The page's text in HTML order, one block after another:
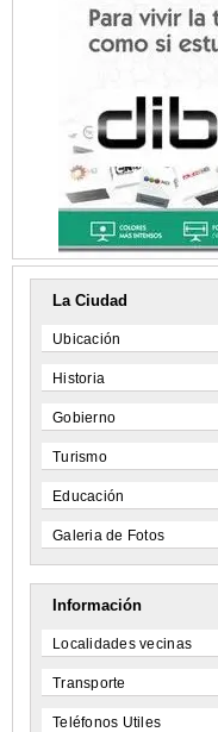
La Ciudad
Ubicación
Historia
Gobierno
Turismo
Educación
Galeria de Fotos
Información
Localidades vecinas
Transporte
Teléfonos Utiles